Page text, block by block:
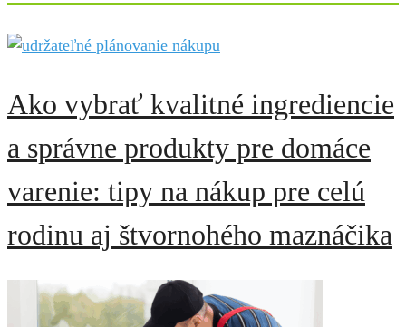
Ako vybrať kvalitné ingrediencie
a správne produkty pre domáce
varenie: tipy na nákup pre celú
rodinu aj štvornohého maznáčika